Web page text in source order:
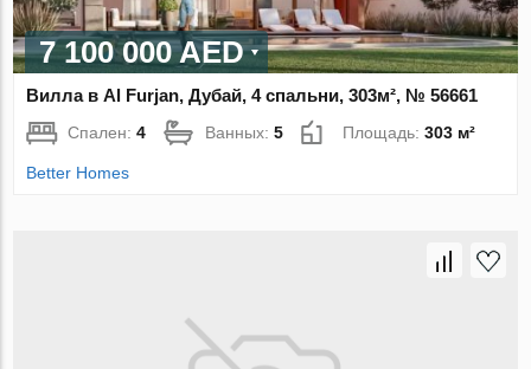
7 100 000 AED
Вилла в Al Furjan, Дубай, 4 спальни, 303м², № 56661
Спален:4 Ванных:5 Площадь:303 м²
Better Homes